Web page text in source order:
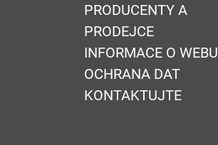
PRODUCENTY A
PRODEJCE
INFORMACE O WEBU
OCHRANA DAT
KONTAKTUJTE